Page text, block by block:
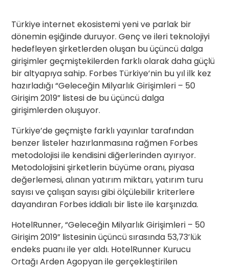
Türkiye internet ekosistemi yeni ve parlak bir
dönemin eşiğinde duruyor. Genç ve ileri teknolojiyi
hedefleyen şirketlerden oluşan bu üçüncü dalga
girişimler geçmiştekilerden farklı olarak daha güçlü
bir altyapıya sahip. Forbes Türkiye’nin bu yıl ilk kez
hazırladığı “Geleceğin Milyarlık Girişimleri – 50
Girişim 2019” listesi de bu üçüncü dalga
girişimlerden oluşuyor.
Türkiye’de geçmişte farklı yayınlar tarafından
benzer listeler hazırlanmasına rağmen Forbes
metodolojisi ile kendisini diğerlerinden ayırıyor.
Metodolojisini şirketlerin büyüme oranı, piyasa
değerlemesi, alınan yatırım miktarı, yatırım turu
sayısı ve çalışan sayısı gibi ölçülebilir kriterlere
dayandıran Forbes iddialı bir liste ile karşınızda.
HotelRunner, “Geleceğin Milyarlık Girişimleri – 50
Girişim 2019” listesinin üçüncü sırasında 53,73’lük
endeks puanı ile yer aldı. HotelRunner Kurucu
Ortağı Arden Agopyan ile gerçekleştirilen